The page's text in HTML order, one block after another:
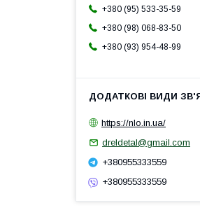
+380 (95) 533-35-59
+380 (98) 068-83-50
+380 (93) 954-48-99
https://nlo.in.ua/
dreldetal@gmail.com
+380955333559
+380955333559